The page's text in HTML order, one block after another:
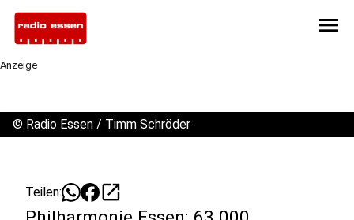
menu
Anzeige
© Radio Essen / Timm Schröder
Teilen: open_in_new